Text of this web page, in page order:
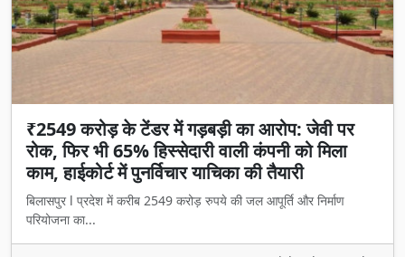
₹2549 करोड़ के टेंडर में गड़बड़ी का आरोप: जेवी पर
रोक, फिर भी 65% हिस्सेदारी वाली कंपनी को मिला
काम, हाईकोर्ट में पुनर्विचार याचिका की तैयारी
बिलासपुर l प्रदेश में करीब 2549 करोड़ रुपये की जल आपूर्ति और निर्माण
परियोजना का...